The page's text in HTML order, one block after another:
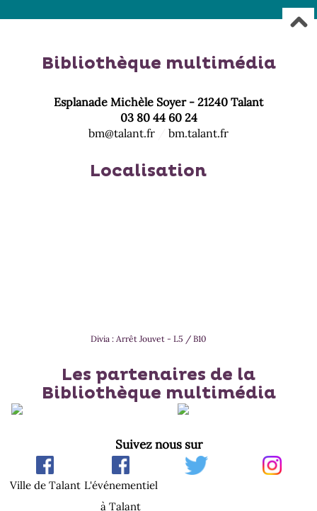
Bibliothèque multimédia
Esplanade Michèle Soyer - 21240 Talant
03 80 44 60 24
bm@talant.fr
bm.talant.fr
Localisation
Divia : Arrêt Jouvet - L5 / B10
Les partenaires de la
Bibliothèque multimédia
Suivez nous sur
Ville de Talant L'événementiel
à Talant